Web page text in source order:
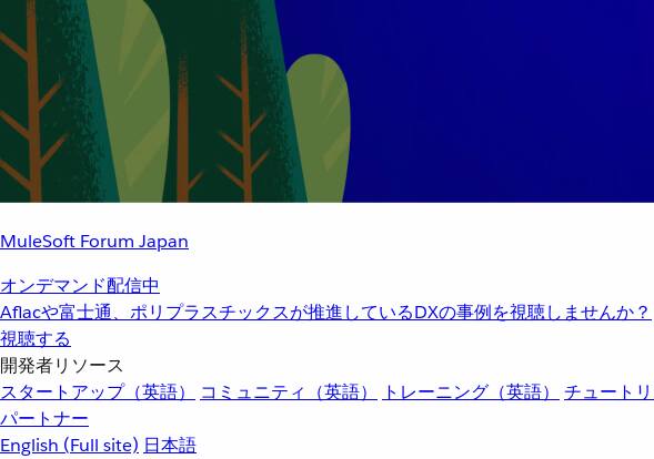
MuleSoft Forum Japan
オンデマンド配信中
Aflacや富士通、ポリプラスチックスが推進しているDXの事例を視聴しませんか？
視聴する
開発者リソース
スタートアップ（英語）
コミュニティ（英語） トレーニング（英語） チュートリ
パートナー
English (Full site) 日本語